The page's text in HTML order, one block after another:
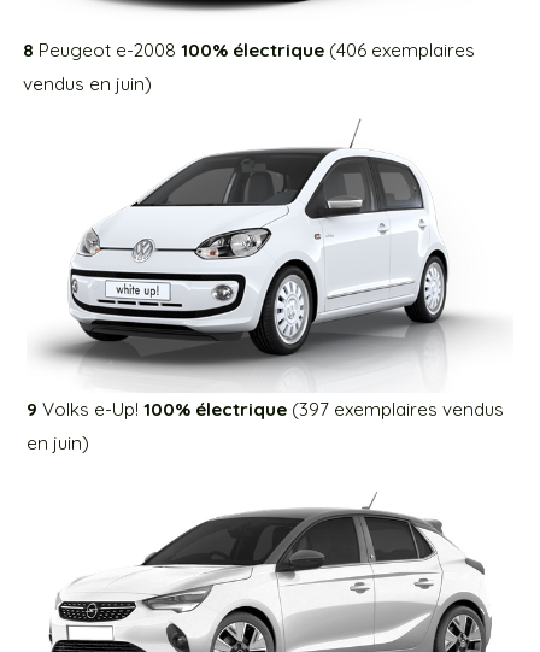
8 Peugeot e-2008 100% électrique (406 exemplaires
vendus en juin)
9 Volks e-Up! 100% électrique (397 exemplaires vendus
en juin)